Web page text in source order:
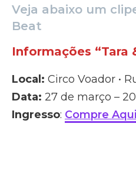
Veja abaixo um
Beat
Informações “Tara
Local: Circo Voador •
Data: 27 de março –
Ingresso: Compre Aqui